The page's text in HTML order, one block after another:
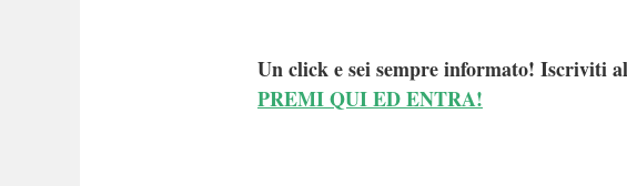
Un click e sei sempre informato! Iscriviti
PREMI QUI ED ENTRA!